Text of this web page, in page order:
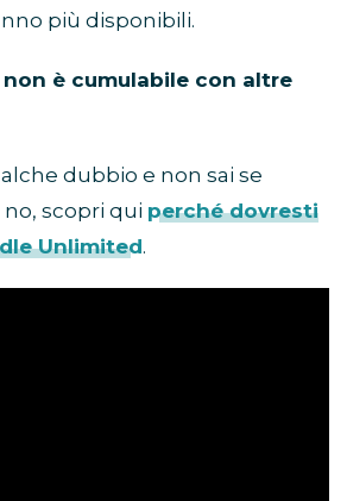
più disponibili.
non è cumulabile con altre
dubbio e non sai se
scopri qui perché dovresti
Unlimited.